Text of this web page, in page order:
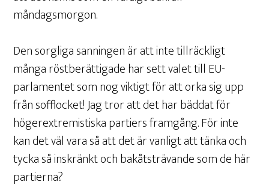
måndagsmorgon.
Den sorgliga sanningen är att inte tillräckligt
många röstberättigade har sett valet till EU-
parlamentet som nog viktigt för att orka sig upp
från sofflocket! Jag tror att det har bäddat för
högerextremistiska partiers framgång. För inte
kan det väl vara så att det är vanligt att tänka och
tycka så inskränkt och bakåtsträvande som de här
partierna?